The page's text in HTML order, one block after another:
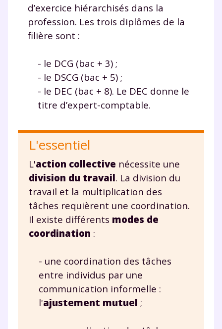
d’exercice hiérarchisés dans la
profession. Les trois diplômes de la
filière sont :
- le DCG (bac + 3) ;
- le DSCG (bac + 5) ;
- le DEC (bac + 8). Le DEC donne le
titre d’expert-comptable.
L'essentiel
L'action collective nécessite une
division du travail. La division du
travail et la multiplication des
tâches requièrent une coordination.
Il existe différents modes de
coordination :
- une coordination des tâches
entre individus par une
communication informelle :
l'ajustement mutuel ;
Envie de progresser
et de réussir votre
année scolaire ?
Testez gratuitement
pendant 24h notre